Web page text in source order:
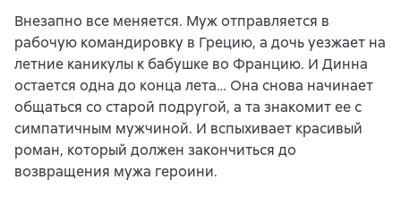
Внезапно все меняется. Муж отправляется в
рабочую командировку в Грецию, а дочь уезжает на
летние каникулы к бабушке во Францию. И Динна
остается одна до конца лета… Она снова начинает
общаться со старой подругой, а та знакомит ее с
симпатичным мужчиной. И вспыхивает красивый
роман, который должен закончиться до
возвращения мужа героини.